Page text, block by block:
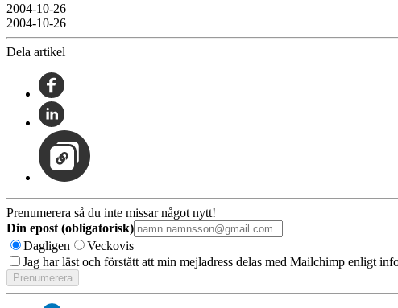
2004-10-26
2004-10-26
Dela artikel
Prenumerera så du inte missar något nytt!
Din epost (obligatorisk)
Dagligen
Veckovis
Jag har läst och förstått att min mejladress delas med Mailchimp enligt